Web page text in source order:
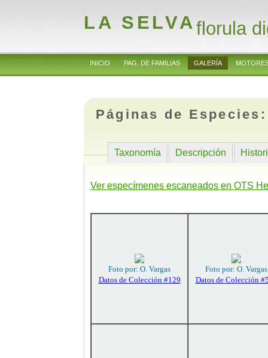
LA SELVAflorula
INICIO PAG. DE FAMILIAS GALERÍA
Páginas de
Taxonomía Descripción
Ver especímenes escaneados en OTS
Foto por: O. Vargas
Datos de Colección #129
Foto por: O. Vargas
Datos de Colección